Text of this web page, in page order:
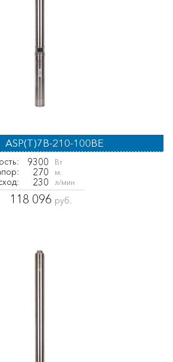
ASP(T)7B-210-100BE
9300 Вт
270 м.
230 л/мин
118 096 руб.